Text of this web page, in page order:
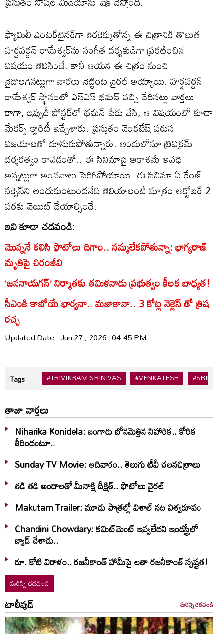
ఫ్యామిలీ ఎంటర్‌టైనర్‌గా తెరకెక్కుతోన్న ఈ చిత్రానికి తొలుత
హర్షవర్దన్‌ రామేశ్వర్‌ను సంగీత దర్శకుడిగా ప్రకటించిన
విషయం తెలిసిందే. కానీ ఆయన ఈ చిత్రం నుంచి
వైదొలగినట్లుగా వార్తలు నెట్టింట వైరల్ అయ్యాయి. హర్షవర్ధన్‌
రామేశ్వర్‌ స్థానంలో ఎస్‌ఎస్‌ థమన్‌ వచ్చి చేరినట్లు వార్తలు
రాగా, ఇప్పుడీ పోస్టర్‌లో థమన్ పేరు వేసి, ఆ విషయంలో కూడా
మేకర్స్ క్లారిటీ ఇచ్చేశారు. ప్రస్తుతం వెంకటేష్ వరుస
విజయాలతో దూసుకుపోతున్నారు. అందులోనూ త్రివిక్రమ్
దర్శకత్వం కావడంతో.. ఈ సినిమాపై ఆకాశమే అవధి
అన్నట్లుగా అంచనాలు పెరిగిపోయాయి. ఈ సినిమా ఏ రేంజ్
సక్సెస్‌ని అందుకుంటుందనేది తెలియాలంటే మాత్రం అక్టోబర్ 2
వరకు వెయిట్ చేయాల్సిందే.
ఇవి కూడా చదవండి:
మొన్ననే కలిసి ఫొటోలు దిగాం.. నమ్మలేకపోతున్నా: భాగ్యరాజ్
మృతిపై చిరంజీవి
‘జననాయగన్‌’ నిర్మాతకు తమిళనాడు ప్రభుత్వం కీలక బాధ్యత!
సీఎంకి కాబోయే భార్యనా.. మజాకానా.. 3 కోట్ల నెక్లెస్ తో త్రిష
రచ్చ
Updated Date - Jun 27 , 2026 | 04:45 PM
Tags #TRIVIKRAM SRINIVAS #VENKATESH
తాజా వార్తలు
Niharika Konidela: బంగారు బోనమెత్తిన నిహారిక.. కోరిక
తీరిందంటూ..
Sunday TV Movie: ఆదివారం.. తెలుగు టీవీ చ‌ల‌న‌చిత్రాలు
తడి తడి అందాలతో మీనాక్షి దీక్షిత్‌.. ఫొటోలు వైరల్
Makutam Trailer: మూడు పాత్రల్లో విశాల్ నట విశ్వరూపం
Chandini Chowdary: కమిట్‌మెంట్ ఇవ్వలేదని ఇండస్ట్రీలో
బ్యాడ్ చేశాడు..
రూ. కోటి విరాళం.. రజనీకాంత్ హామీపై లతా రజనీకాంత్ స్పష్టత!
మరిన్ని చదవండి
టాలీవుడ్ మరిన్ని చదవండి